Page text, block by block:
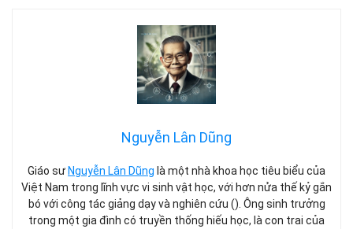
Nguyễn Lân Dũng
Giáo sư Nguyễn Lân Dũng là một nhà khoa học tiêu biểu của
Việt Nam trong lĩnh vực vi sinh vật học, với hơn nửa thế kỷ gắn
bó với công tác giảng dạy và nghiên cứu (). Ông sinh trưởng
trong một gia đình có truyền thống hiếu học, là con trai của